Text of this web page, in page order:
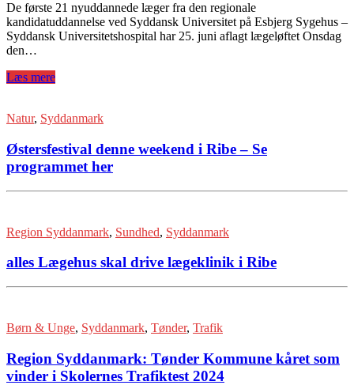
De første 21 nyuddannede læger fra den regionale
kandidatuddannelse ved Syddansk Universitet på Esbjerg Sygehus –
Syddansk Universitetshospital har 25. juni aflagt lægeløftet Onsdag
den…
Læs mere
Natur, Syddanmark
Østersfestival denne weekend i Ribe – Se
programmet her
Region Syddanmark, Sundhed, Syddanmark
alles Lægehus skal drive lægeklinik i Ribe
Børn & Unge, Syddanmark, Tønder, Trafik
Region Syddanmark: Tønder Kommune kåret som
vinder i Skolernes Trafiktest 2024